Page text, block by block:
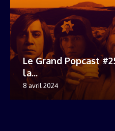
Le Grand Popcast
la...
8 avril 2024